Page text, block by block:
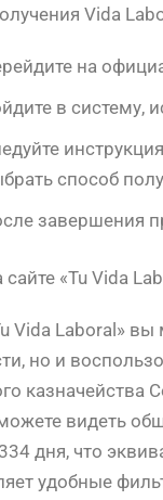
Vida
на
в систему,
способ
завершения
«Tu Vida
Vida Laboral»
но и
казначейства
видеть
дня, что
удобные